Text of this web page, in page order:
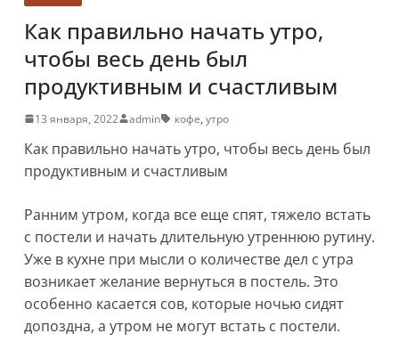
Как правильно начать утро,
чтобы весь день был
продуктивным и счастливым
13 января, 2022 admin кофе, утро
Как правильно начать утро, чтобы весь день был
продуктивным и счастливым
Ранним утром, когда все еще спят, тяжело встать
с постели и начать длительную утреннюю рутину.
Уже в кухне при мысли о количестве дел с утра
возникает желание вернуться в постель. Это
особенно касается сов, которые ночью сидят
допоздна, а утром не могут встать с постели.